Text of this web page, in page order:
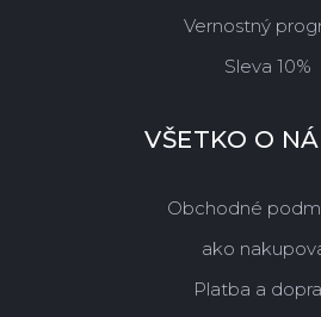
Vernostný
Sleva 10%
VŠETKO O
Obchodné
ako
Platba a